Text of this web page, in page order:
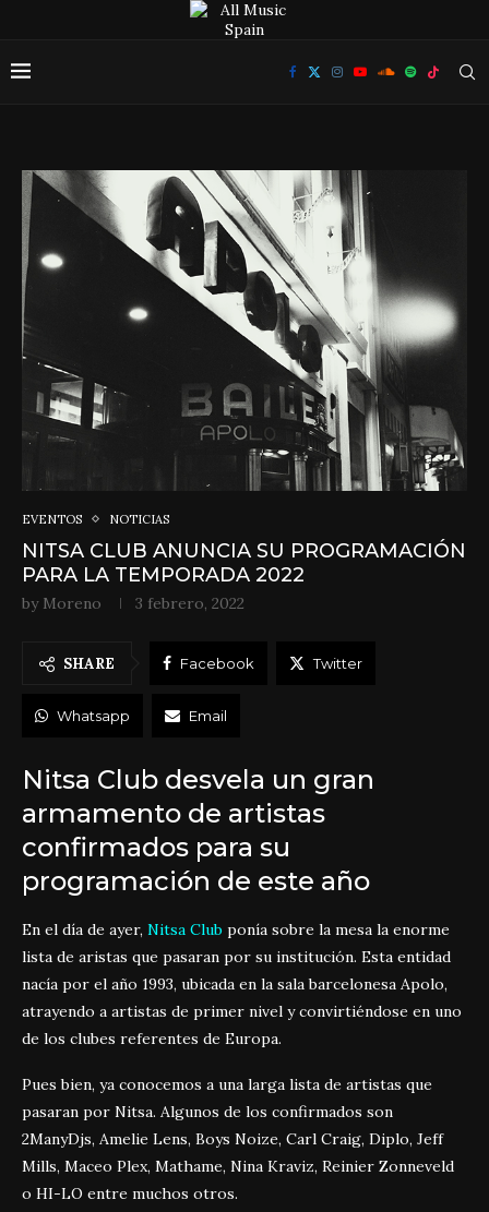
EVENTOS NOTICIAS
NITSA CLUB ANUNCIA SU PROGRAMACIÓN
PARA LA TEMPORADA 2022
by Moreno 3 febrero, 2022
SHARE Facebook Twitter
Whatsapp Email
Nitsa Club desvela un gran
armamento de artistas
confirmados para su
programación de este año
En el día de ayer, Nitsa Club ponía sobre la mesa la enorme
lista de aristas que pasaran por su institución. Esta entidad
nacía por el año 1993, ubicada en la sala barcelonesa Apolo,
atrayendo a artistas de primer nivel y convirtiéndose en uno
de los clubes referentes de Europa.
Pues bien, ya conocemos a una larga lista de artistas que
pasaran por Nitsa. Algunos de los confirmados son
2ManyDjs, Amelie Lens, Boys Noize, Carl Craig, Diplo, Jeff
Mills, Maceo Plex, Mathame, Nina Kraviz, Reinier Zonneveld
o HI-LO entre muchos otros.